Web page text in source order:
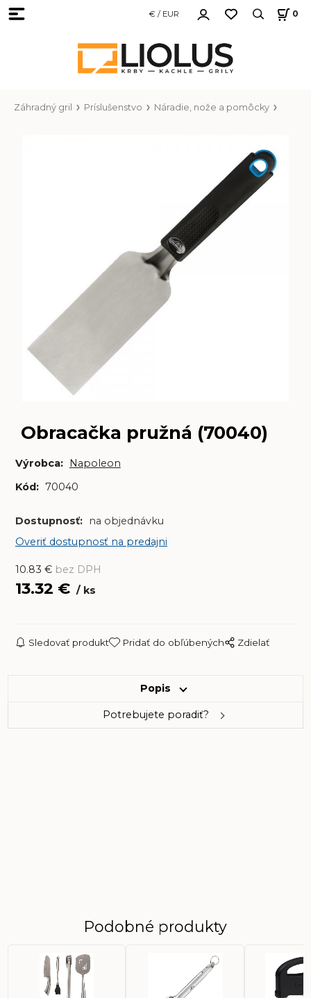
€ / EUR 0
Záhradný gril Príslušenstvo Náradie, nože a pomôcky
Obracačka pružná (70040)
Výrobca:
Napoleon
Kód: 70040
Dostupnosť:
na objednávku
Overiť dostupnosť na predajni
10.83 € bez DPH
13.32 € ks
Sledovať produkt Pridať do obľúbených Zdielať
Popis
Potrebujete poradiť?
Podobné produkty